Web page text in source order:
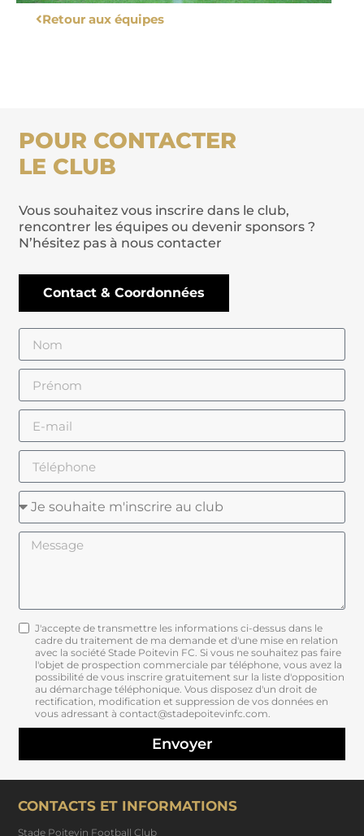
Retour aux équipes
POUR CONTACTER
LE CLUB
Vous souhaitez vous inscrire dans le club,
rencontrer les équipes ou devenir sponsors ?
N’hésitez pas à nous contacter
Contact & Coordonnées
J'accepte de transmettre les informations ci-dessus dans le
cadre du traitement de ma demande et d'une mise en relation
avec la société Stade Poitevin FC. Si vous ne souhaitez pas faire
l'objet de prospection commerciale par téléphone, vous avez la
possibilité de vous inscrire gratuitement sur la liste d'opposition
au démarchage téléphonique. Vous disposez d'un droit de
rectification, modification et suppression de vos données en
vous adressant à contact@stadepoitevinfc.com.
Envoyer
CONTACTS ET INFORMATIONS
Stade Poitevin Football Club